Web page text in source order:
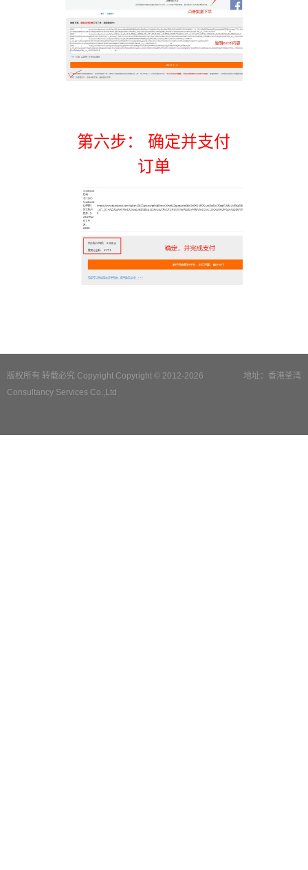
第六步： 确定并支付
订单
地址：香港荃湾
版权所有 转载必究 Copyright Copyright © 2012-2026
Consultancy Services Co.,Ltd